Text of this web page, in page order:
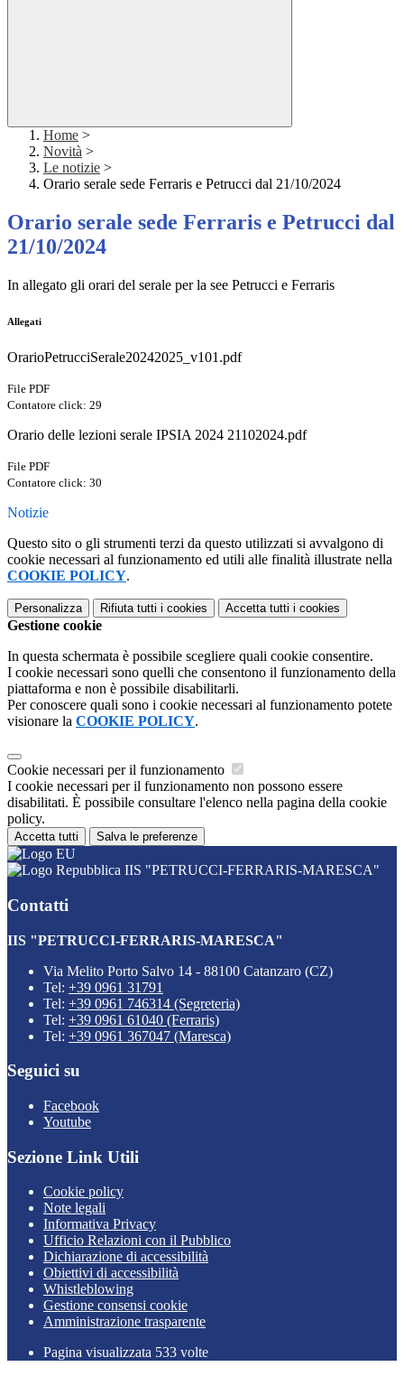
Home >
Novità >
Le notizie >
Orario serale sede Ferraris e Petrucci dal 21/10/2024
Orario serale sede Ferraris e Petrucci dal
21/10/2024
In allegato gli orari del serale per la see Petrucci e Ferraris
Allegati
OrarioPetrucciSerale20242025_v101.pdf
File PDF
Contatore click: 29
Orario delle lezioni serale IPSIA 2024 21102024.pdf
File PDF
Contatore click: 30
Notizie
Questo sito o gli strumenti terzi da questo utilizzati si avvalgono di
cookie necessari al funzionamento ed utili alle finalità illustrate nella
COOKIE POLICY.
Personalizza Rifiuta tutti i cookies Accetta tutti i cookies
Gestione cookie
In questa schermata è possibile scegliere quali cookie consentire.
I cookie necessari sono quelli che consentono il funzionamento della
piattaforma e non è possibile disabilitarli.
Per conoscere quali sono i cookie necessari al funzionamento potete
visionare la COOKIE POLICY.
Cookie necessari per il funzionamento
I cookie necessari per il funzionamento non possono essere
disabilitati. È possibile consultare l'elenco nella pagina della cookie
policy.
Accetta tutti Salva le preferenze
IIS "PETRUCCI-FERRARIS-MARESCA"
Contatti
IIS "PETRUCCI-FERRARIS-MARESCA"
Via Melito Porto Salvo 14 - 88100 Catanzaro (CZ)
Tel: +39 0961 31791
Tel: +39 0961 746314 (Segreteria)
Tel: +39 0961 61040 (Ferraris)
Tel: +39 0961 367047 (Maresca)
Seguici su
Facebook
Youtube
Sezione Link Utili
Cookie policy
Note legali
Informativa Privacy
Ufficio Relazioni con il Pubblico
Dichiarazione di accessibilità
Obiettivi di accessibilità
Whistleblowing
Gestione consensi cookie
Amministrazione trasparente
Pagina visualizzata 533 volte